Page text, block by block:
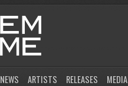
NEWS ARTISTS RELEASES MEDIA